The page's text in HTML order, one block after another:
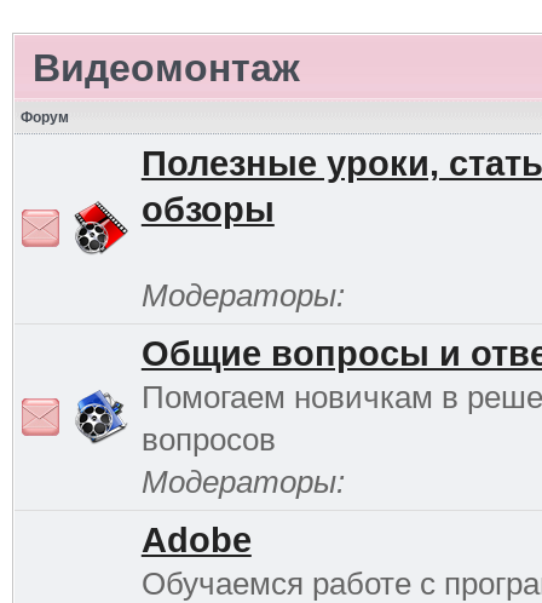
Видеомонтаж
Форум
Полезные уроки,
обзоры
Модераторы:
Общие вопросы и
Помогаем новичкам в
вопросов
Модераторы:
Adobe
Обучаемся работе с